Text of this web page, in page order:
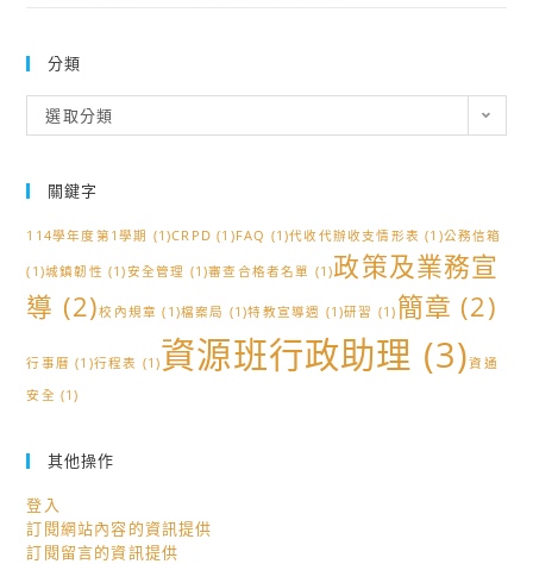
分類
類
選取分類
關鍵字
114學年度第1學期 (1)CRPD (1)FAQ (1)代收代辦收支情形表 (1)公務信箱
(1)城鎮韌性 (1)安全管理 (1)審查合格者名單 (1)政策及業務宣
導 (2)校內規章 (1)檔案局 (1)特教宣導週 (1)研習 (1) 簡章 (2)
行事曆 (1)行程表 (1)資源班行政助理 (3)資通
安全 (1)
其他操作
登入
訂閱網站內容的資訊提供
訂閱留言的資訊提供